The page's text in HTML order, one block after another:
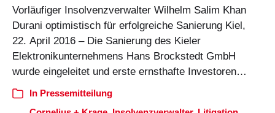
Vorläufiger Insolvenzverwalter Wilhelm Salim Khan
Durani optimistisch für erfolgreiche Sanierung Kiel,
22. April 2016 – Die Sanierung des Kieler
Elektronikunternehmens Hans Brockstedt GmbH
wurde eingeleitet und erste ernsthafte Investoren…
In Pressemitteilung